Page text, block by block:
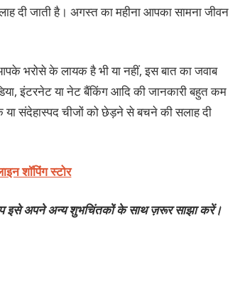
दी जाती है। अगस्त का महीना आपका सामना जीवन
भरोसे के लायक है भी या नहीं, इस बात का जवाब
इंटरनेट या नेट बैंकिंग आदि की जानकारी बहुत कम
संदेहास्पद चीजों को छेड़ने से बचने की सलाह दी
शॉपिंग स्टोर
इसे अपने अन्य शुभचिंतकों के साथ ज़रूर साझा करें।